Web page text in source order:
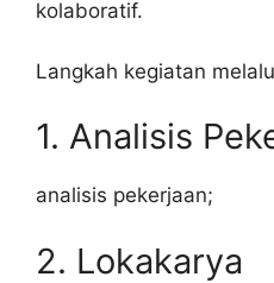
kolaboratif.
Langkah kegiatan
1. Analisis
analisis pekerjaan;
2. Lokakarya